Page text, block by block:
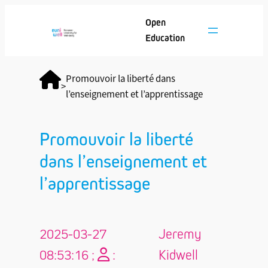
Open
Education
>
Promouvoir la liberté dans
l’enseignement et l’apprentissage
Promouvoir la liberté
dans l’enseignement et
l’apprentissage
2025-03-27
08:53:16 ;
:
Jeremy
Kidwell